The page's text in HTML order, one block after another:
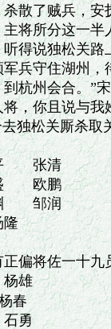
散了贼兵，
将所分这一
得说独松关
兵守住湖州
杭州会合。”
，你且说与
独松关厮杀取
　　张清
　　欧鹏
　邹润
隆
偏将佐一十九
杨雄
春
石勇